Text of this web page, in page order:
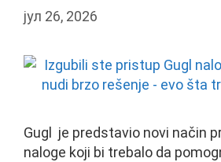
јул 26, 2026
Gugl je predstavio novi način
naloge koji bi trebalo da